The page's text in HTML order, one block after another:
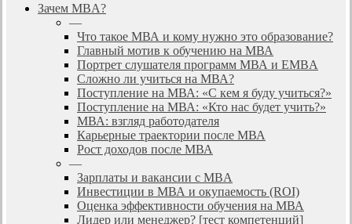
search
Menu
Зачем MBA?
—
Что такое МВА и кому нужно это образование?
Главный мотив к обучению на МВА
Портрет слушателя программ МВА и EMBA
Сложно ли учиться на МВА?
Поступление на МВА: «С кем я буду учиться?»
Поступление на МВА: «Кто нас будет учить?»
МВА: взгляд работодателя
Карьерные траектории после МВА
Рост доходов после МВА
—
Зарплаты и вакансии с MBA
Инвестиции в МВА и окупаемость (ROI)
Оценка эффективности обучения на МВА
Лидер или менеджер? [тест компетенций]